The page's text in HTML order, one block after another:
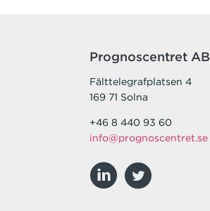
Prognoscentret AB
Fälttelegrafplatsen 4
169 71 Solna
+46 8 440 93 60
info@prognoscentret.se